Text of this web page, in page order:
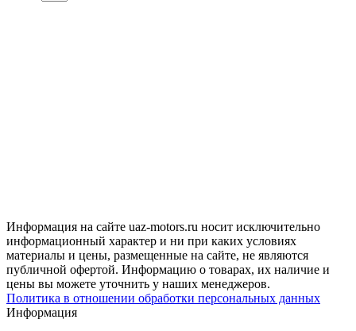
Информация на сайте uaz-motors.ru носит исключительно
информационный характер и ни при каких условиях
материалы и цены, размещенные на сайте, не являются
публичной офертой. Информацию о товарах, их наличие и
цены вы можете уточнить у наших менеджеров.
Политика в отношении обработки персональных данных
Информация